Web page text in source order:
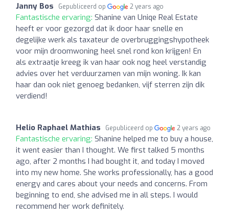
Janny Bos Gepubliceerd op 2 years ago
Fantastische ervaring: Shanine van Uniqe Real Estate
heeft er voor gezorgd dat ik door haar snelle en
degelijke werk als taxateur de overbruggingshypotheek
voor mijn droomwoning heel snel rond kon krijgen! En
als extraatje kreeg ik van haar ook nog heel verstandig
advies over het verduurzamen van mijn woning. Ik kan
haar dan ook niet genoeg bedanken, vijf sterren zijn dik
verdiend!
Helio Raphael Mathias Gepubliceerd op 2 years ago
Fantastische ervaring: Shanine helped me to buy a house,
it went easier than I thought. We first talked 5 months
ago, after 2 months I had bought it, and today I moved
into my new home. She works professionally, has a good
energy and cares about your needs and concerns. From
beginning to end, she advised me in all steps. I would
recommend her work definitely.